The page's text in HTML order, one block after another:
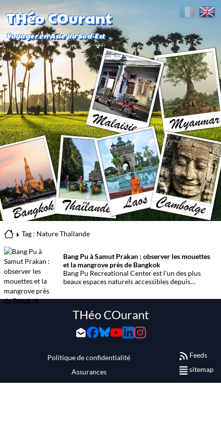
THéo COurant
Voyager en Asie du Sud-Est
Tag : Nature Thailande
Bang Pu à Samut Prakan : observer les mouettes
et la mangrove près de Bangkok
Bang Pu Recreational Center est l’un des plus
beaux espaces naturels accessibles depuis
site offre un panorama ouvert sur le golfe de
l’observation de milliers d’oiseaux migrateurs
THéo COurant
Politique de confidentialité
Assurances
Feeds
sitemap